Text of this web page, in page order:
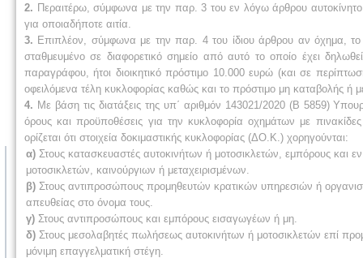
2. Περαιτέρω, σύμφωνα με την παρ. 3 του εν λόγω άρθρου
για οποιαδήποτε αιτία.
3. Επιπλέον, σύμφωνα με την παρ. 4 του ίδιου άρθρου αν όχημα, το
σταθμευμένο σε διαφορετικό σημείο από αυτό το οποίο έχει
παραγράφου, ήτοι διοικητικό πρόστιμο 10.000 ευρώ (και σε
οφειλόμενα τέλη κυκλοφορίας καθώς και το πρόστιμο μη καταβολής ή
4. Με βάση τις διατάξεις της υπ΄ αριθμόν 143021/2020 (Β 5859)
όρους και προϋποθέσεις για την κυκλοφορία οχημάτων με
ορίζεται ότι στοιχεία δοκιμαστικής κυκλοφορίας (ΔΟ.Κ.) χορηγούνται:
α) Στους κατασκευαστές αυτοκινήτων ή μοτοσικλετών, εμπόρους
μοτοσικλετών, καινούργιων ή μεταχειρισμένων.
β) Στους αντιπροσώπους προμηθευτών κρατικών υπηρεσιών ή
απευθείας στο όνομα τους.
γ) Στους αντιπροσώπους και εμπόρους εισαγωγέων ή μη.
δ) Στους μεσολαβητές πωλήσεως αυτοκινήτων ή μοτοσικλετών επί
μόνιμη επαγγελματική στέγη.